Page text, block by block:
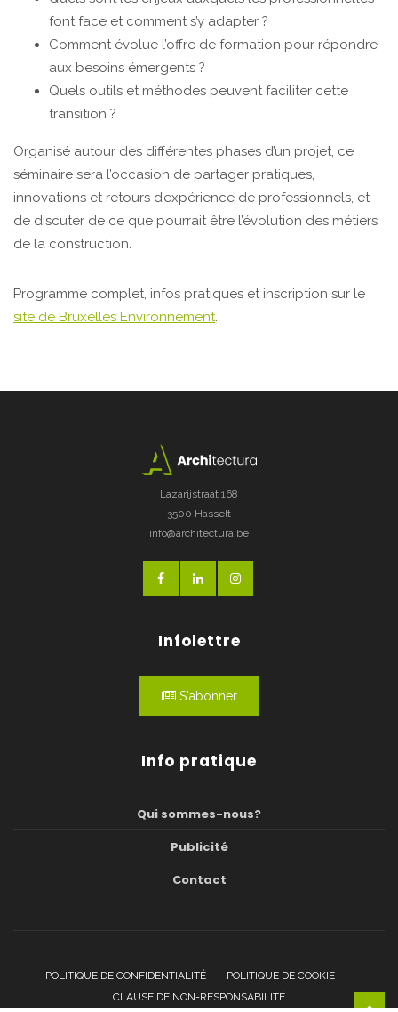
font face et comment s’y adapter ?
Comment évolue l’offre de formation pour répondre
aux besoins émergents ?
Quels outils et méthodes peuvent faciliter cette
transition ?
Organisé autour des différentes phases d’un projet, ce
séminaire sera l’occasion de partager pratiques,
innovations et retours d’expérience de professionnels, et
de discuter de ce que pourrait être l’évolution des métiers
de la construction.
Programme complet, infos pratiques et inscription sur le
site de Bruxelles Environnement.
Lazarijstraat 168
3500 Hasselt
info@architectura.be
Infolettre
S'abonner
Info pratique
Qui sommes-nous?
Publicité
Contact
POLITIQUE DE CONFIDENTIALITÉ
POLITIQUE DE COOKIE
CLAUSE DE NON-RESPONSABILITÉ